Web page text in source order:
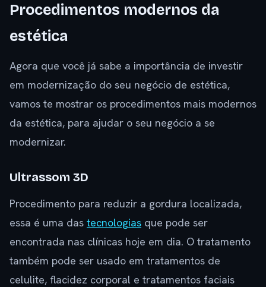
Procedimentos modernos da
estética
Agora que você já sabe a importância de investir
em modernização do seu negócio de estética,
vamos te mostrar os procedimentos mais modernos
da estética, para ajudar o seu negócio a se
modernizar.
Ultrassom 3D
Procedimento para reduzir a gordura localizada,
essa é uma das tecnologias que pode ser
encontrada nas clínicas hoje em dia. O tratamento
também pode ser usado em tratamentos de
celulite, flacidez corporal e tratamentos faciais